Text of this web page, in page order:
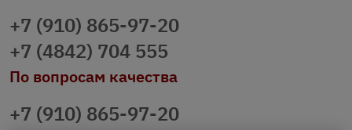
+7 (910) 865-97-20
+7 (4842) 704 555
По вопросам качества
+7 (910) 865-97-20